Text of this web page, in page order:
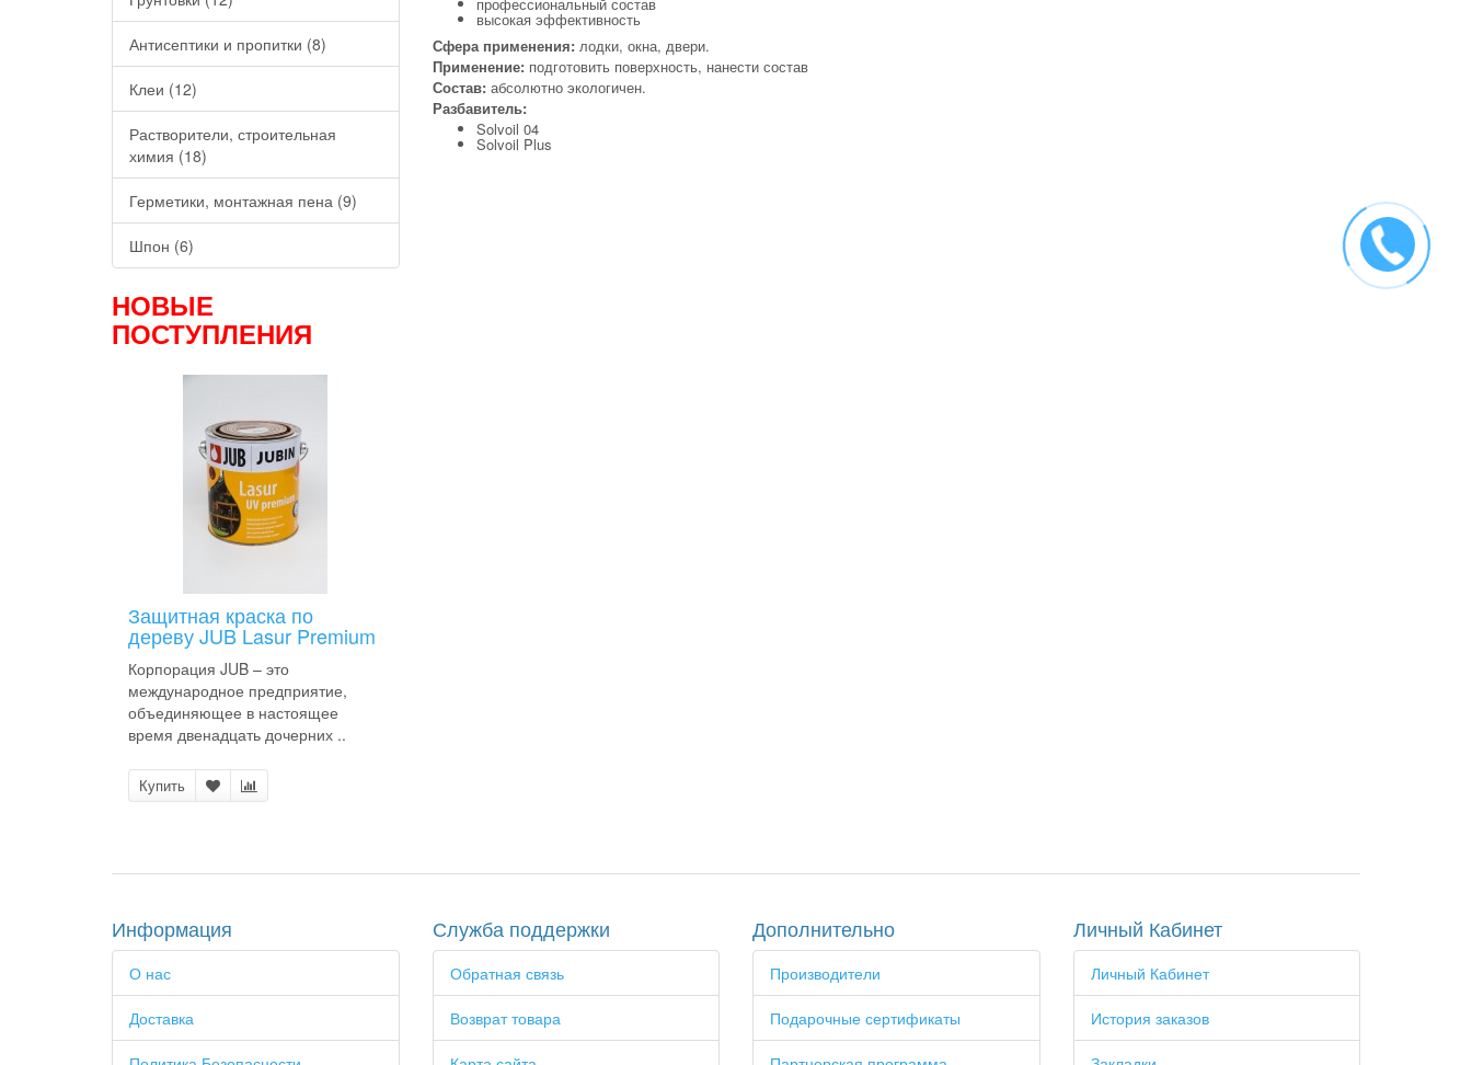
Антисептики и пропитки (8)
Клеи (12)
Растворители, строительная
химия (18)
Герметики, монтажная пена (9)
Шпон (6)
НОВЫЕ
ПОСТУПЛЕНИЯ
Защитная краска по
дереву JUB Lasur Premium
Корпорация JUB – это
международное предприятие,
объединяющее в настоящее
время двенадцать дочерних ..
Купить
профессиональный состав
высокая эффективность
Сфера применения: лодки, окна, двери.
Применение: подготовить поверхность, нанести состав
Состав: абсолютно экологичен.
Разбавитель:
Solvoil 04
Solvoil Plus
Информация
О нас
Доставка
Служба поддержки
Обратная связь
Возврат товара
Дополнительно
Производители
Подарочные сертификаты
Личный Кабинет
Личный Кабинет
История заказов